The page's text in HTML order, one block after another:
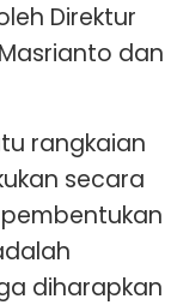
Direktur
dan
rangkaian
secara
diharapkan